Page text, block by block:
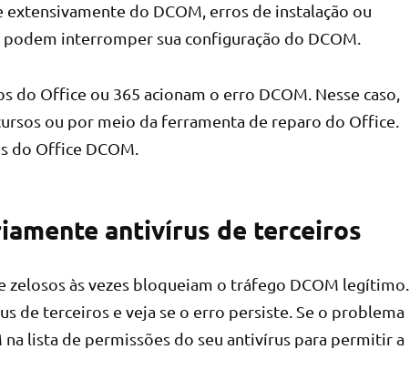
do DCOM, erros de instalação ou
interromper sua configuração do DCOM.
do Office ou 365 acionam o erro DCOM. Nesse caso,
ou por meio da ferramenta de reparo do Office.
do Office DCOM.
antivírus de terceiros
zelosos às vezes bloqueiam o tráfego DCOM legítimo.
de terceiros e veja se o erro persiste. Se o problema
lista de permissões do seu antivírus para permitir a